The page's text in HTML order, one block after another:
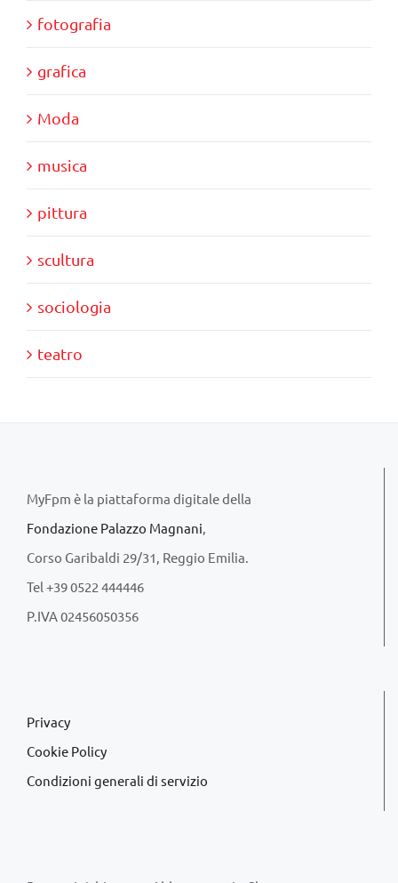
fotografia
grafica
Moda
musica
pittura
scultura
sociologia
teatro
MyFpm è la piattaforma digitale della
Fondazione Palazzo Magnani,
Corso Garibaldi 29/31, Reggio Emilia.
Tel +39 0522 444446
P.IVA 02456050356
Privacy
Cookie Policy
Condizioni generali di servizio